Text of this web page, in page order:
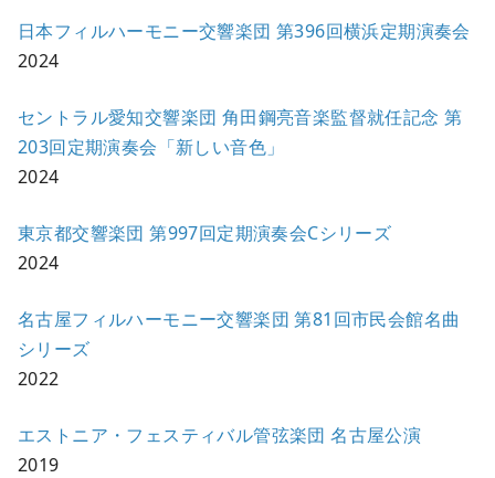
日本フィルハーモニー交響楽団 第396回横浜定期演奏会
2024
セントラル愛知交響楽団 角田鋼亮音楽監督就任記念 第
203回定期演奏会「新しい音色」
2024
東京都交響楽団 第997回定期演奏会Cシリーズ
2024
名古屋フィルハーモニー交響楽団 第81回市民会館名曲
シリーズ
2022
エストニア・フェスティバル管弦楽団 名古屋公演
2019